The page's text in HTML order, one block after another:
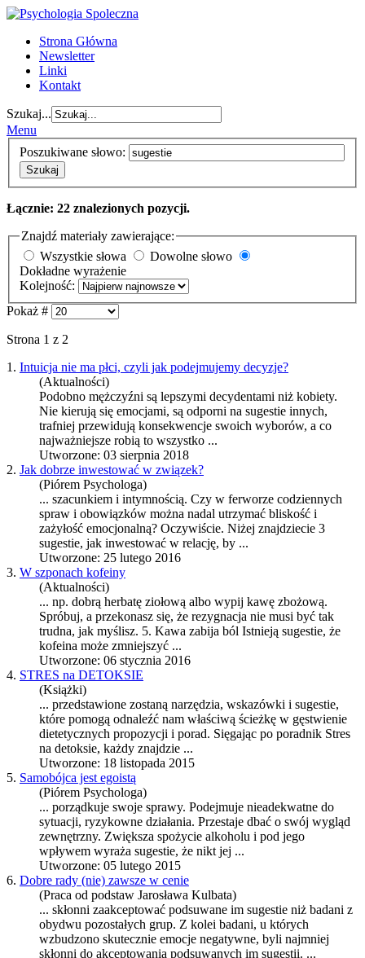
Strona Główna
Newsletter
Linki
Kontakt
Szukaj...
Menu
Poszukiwane słowo:
Szukaj
Łącznie: 22 znalezionych pozycji.
Znajdź materiały zawierające:
Wszystkie słowa
Dowolne słowo
Dokładne wyrażenie
Kolejność:
Pokaż #
Strona 1 z 2
1. Intuicja nie ma płci, czyli jak podejmujemy decyzje?
(Aktualności)
Podobno mężczyźni są lepszymi decydentami niż kobiety.
Nie kierują się emocjami, są odporni na sugestie innych,
trafniej przewidują konsekwencje swoich wyborów, a co
najważniejsze robią to wszystko ...
Utworzone: 03 sierpnia 2018
2. Jak dobrze inwestować w związek?
(Piórem Psychologa)
... szacunkiem i intymnością. Czy w ferworze codziennych
spraw i obowiązków można nadal utrzymać bliskość i
zażyłość emocjonalną? Oczywiście. Niżej znajdziecie 3
sugestie, jak inwestować w relację, by ...
Utworzone: 25 lutego 2016
3. W szponach kofeiny
(Aktualności)
... np. dobrą herbatę ziołową albo wypij kawę zbożową.
Spróbuj, a przekonasz się, że rezygnacja nie musi być tak
trudna, jak myślisz. 5. Kawa zabija ból Istnieją sugestie, że
kofeina może zmniejszyć ...
Utworzone: 06 stycznia 2016
4. STRES na DETOKSIE
(Książki)
... przedstawione zostaną narzędzia, wskazówki i sugestie,
które pomogą odnaleźć nam właściwą ścieżkę w gęstwienie
dietetycznych propozycji i porad. Sięgając po poradnik Stres
na detoksie, każdy znajdzie ...
Utworzone: 18 listopada 2015
5. Samobójca jest egoistą
(Piórem Psychologa)
... porządkuje swoje sprawy. Podejmuje nieadekwatne do
sytuacji, ryzykowne działania. Przestaje dbać o swój wygląd
zewnętrzny. Zwiększa spożycie alkoholu i pod jego
wpływem wyraża sugestie, że nikt jej ...
Utworzone: 05 lutego 2015
6. Dobre rady (nie) zawsze w cenie
(Praca od podstaw Jarosława Kulbata)
... skłonni zaakceptować podsuwane im sugestie niż badani z
obydwu pozostałych grup. Z kolei badani, u których
wzbudzono skutecznie emocje negatywne, byli najmniej
skłonni do akceptowania podsuwanych im sugestii. ...